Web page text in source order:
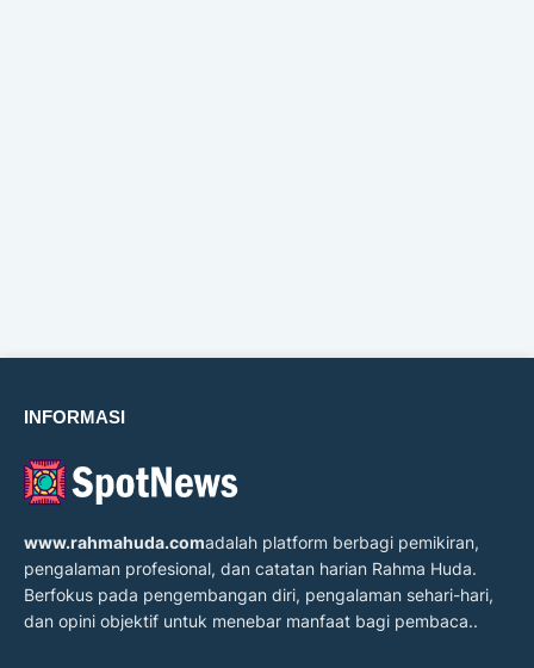
INFORMASI
www.rahmahuda.comadalah platform berbagi pemikiran,
pengalaman profesional, dan catatan harian Rahma Huda.
Berfokus pada pengembangan diri, pengalaman sehari-hari,
dan opini objektif untuk menebar manfaat bagi pembaca..